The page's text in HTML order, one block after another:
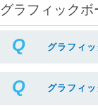
グラフィック
グラフィ
グラフィ